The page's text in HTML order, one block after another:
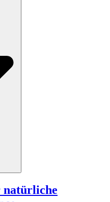
natürliche